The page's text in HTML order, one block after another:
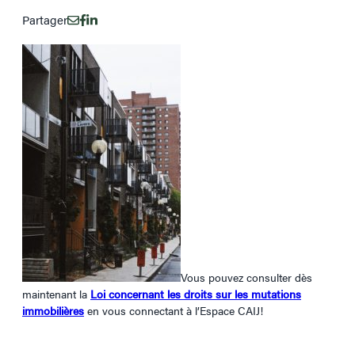
Partager
Vous pouvez consulter dès
maintenant la Loi concernant les droits sur les mutations
immobilières en vous connectant à l’Espace CAIJ!